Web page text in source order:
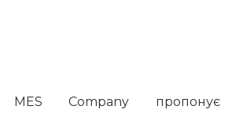
MES Company пропонує